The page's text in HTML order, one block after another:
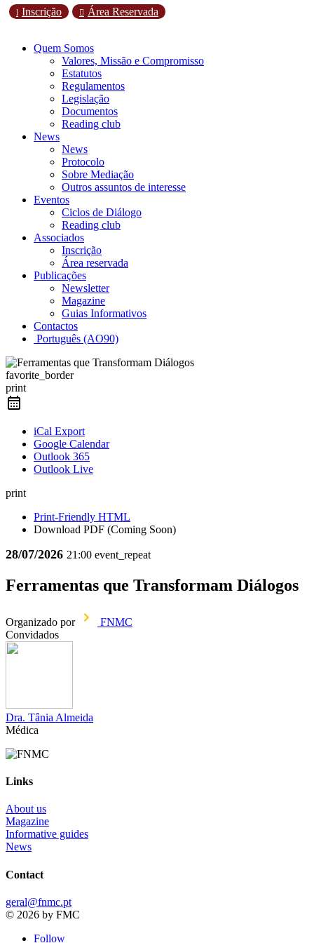
l Inscrição  Área Reservada
Quem Somos
Valores, Missão e Compromisso
Estatutos
Regulamentos
Legislação
Documentos
Reading club
News
News
Protocolo
Sobre Mediação
Outros assuntos de interesse
Eventos
Ciclos de Diálogo
Reading club
Associados
Inscrição
Área reservada
Publicações
Newsletter
Magazine
Guias Informativos
Contactos
Português (AO90)
favorite_border
print
iCal Export
Google Calendar
Outlook 365
Outlook Live
print
Print-Friendly HTML
Download PDF (Coming Soon)
28/07/2026 21:00 event_repeat
Ferramentas que Transformam Diálogos
Organizado por
FNMC
Convidados
Dra. Tânia Almeida
Médica
Links
About us
Magazine
Informative guides
News
Contact
geral@fnmc.pt
© 2026 by FMC
Follow